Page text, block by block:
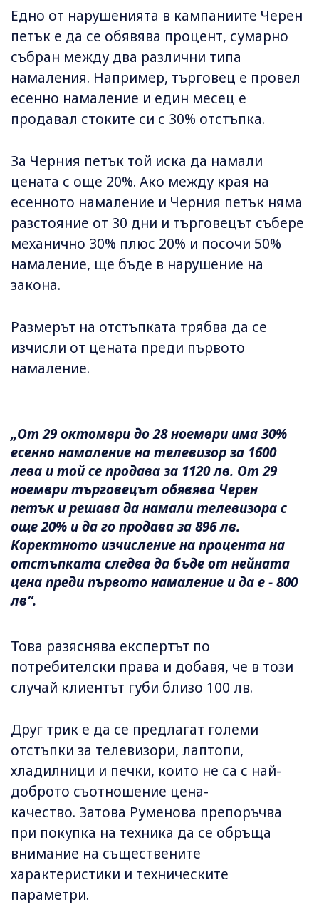
Едно от нарушенията в кампаниите Черен
петък е да се обявява процент, сумарно
събран между два различни типа
намаления. Например, търговец е провел
есенно намаление и един месец е
продавал стоките си с 30% отстъпка.
За Черния петък той иска да намали
цената с още 20%. Ако между края на
есенното намаление и Черния петък няма
разстояние от 30 дни и търговецът събере
механично 30% плюс 20% и посочи 50%
намаление, ще бъде в нарушение на
закона.
Размерът на отстъпката трябва да се
изчисли от цената преди първото
намаление.
„От 29 октомври до 28 ноември има 30%
есенно намаление на телевизор за 1600
лева и той се продава за 1120 лв. От 29
ноември търговецът обявява Черен
петък и решава да намали телевизора с
още 20% и да го продава за 896 лв.
Коректното изчисление на процента на
отстъпката следва да бъде от нейната
цена преди първото намаление и да е - 800
лв“.
Това разяснява експертът по
потребителски права и добавя, че в този
случай клиентът губи близо 100 лв.
Друг трик е да се предлагат големи
отстъпки за телевизори, лаптопи,
хладилници и печки, които не са с най-
доброто съотношение цена-
качество. Затова Руменова препоръчва
при покупка на техника да се обръща
внимание на съществените
характеристики и техническите
параметри.